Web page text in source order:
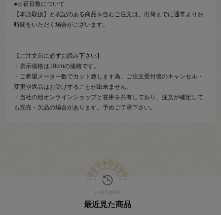
●出荷日数について
【本店取扱】と表記のある商品を含むご注文は、出荷までに通常よりお
時間をいただく場合がございます。
【ご注文前に必ずお読み下さい】
・表示価格は10cmの価格です。
・ご希望メーター数でカット致します為、ご注文受付後のキャンセル・
変更や返品はお受けすることが出来ません。
・当社の他オンラインショップと在庫を共有しており、注文が確定して
も完売・欠品の場合があります。予めご了承下さい。
最近見た商品